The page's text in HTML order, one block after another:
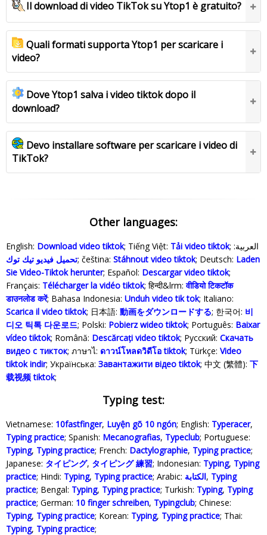
Il download di video TikTok su Ytop1 è gratuito?
Quali formati supporta Ytop1 per scaricare i
video?
Dove Ytop1 salva i video tiktok dopo il
download?
Devo installare software per scaricare i video di
TikTok?
Other languages:
English: Download video tiktok; Tiếng Việt: Tải video tiktok ; العربية:
تحميل فيديو تيك توك; čeština: Stáhnout video tiktok; Deutsch: Laden
Sie Video-Tiktok herunter; Español: Descargar video tiktok;
Français: Télécharger la vidéo tiktok; हिन्दी&lrm:वीडियो टिकटॉक
डाउनलोड करें; Bahasa Indonesia‬: Unduh video tik tok; Italiano:
Scarica il video tiktok; 日本語: 動画をダウンロードする; 한국어: 비
디오 틱톡 다운로드; Polski‎: Pobierz wideo tiktok; Português: Baixar
vídeo tiktok; Română: Descărcați video tiktok; Русский: Скачать
видео с тикток; ภาษาไ: ดาวน์โหลดวิดีโอ tiktok; Türkçe‬: Video
tiktok indir; Українська‬: Завантажити відео tiktok; 中文 (繁體): 下
载视频 tiktok;
Typing test:
Vietnamese: 10fastfinger, Luyện gõ 10 ngón; English: Typeracer,
Typing practice; Spanish: Mecanografias, Typeclub; Portuguese:
Typing, Typing practice; French: Dactylographie, Typing practice;
Japanese: タイピング, タイピング 練習; Indonesian: Typing, Typing
practice; Hindi: Typing, Typing practice; Arabic: الكتابة, Typing
practice; Bengal: Typing, Typing practice; Turkish: Typing, Typing
practice; German: 10 finger schreiben, Typingclub; Chinese:
Typing, Typing practice; Korean: Typing, Typing practice; Thai:
Typing, Typing practice;